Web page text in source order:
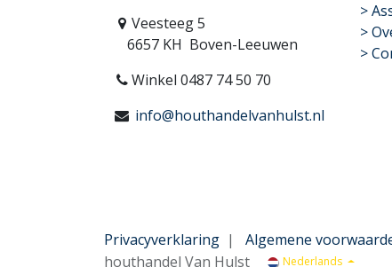
Veesteeg 5
6657 KH Boven-Leeuwen
Winkel 0487 74 50 70
info@houthandelvanhulst.nl
​>
>
>
Privacyverklaring | Algemene
houthandel Van Hulst
Nederlands